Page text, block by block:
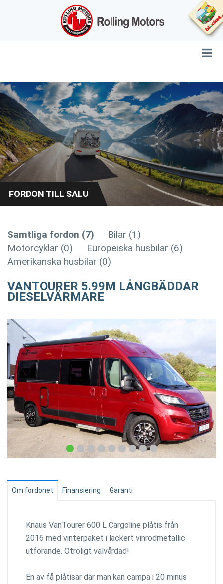
FORDON TILL SALU
Samtliga fordon (7)
Bilar (1)
Motorcyklar (0)
Europeiska husbilar (6)
Amerikanska husbilar (0)
VANTOURER 5.99M LÅNGBÄDDAR
DIESELVÄRMARE
Om fordonet Finansiering Garanti
Knaus VanTourer 600 L Cargoline plåtis från
2016 med vinterpaket i läckert vinrödmetallic
utförande. Otroligt välvårdad!
En av få plåtisar där man kan campa i 20 minus